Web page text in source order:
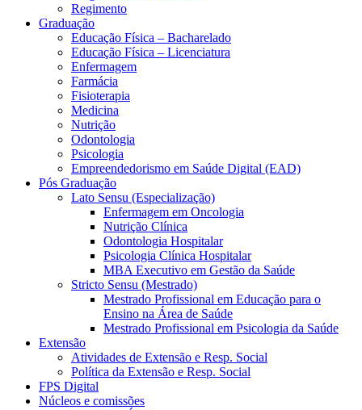
Regimento
Graduação
Educação Física – Bacharelado
Educação Física – Licenciatura
Enfermagem
Farmácia
Fisioterapia
Medicina
Nutrição
Odontologia
Psicologia
Empreendedorismo em Saúde Digital (EAD)
Pós Graduação
Lato Sensu (Especialização)
Enfermagem em Oncologia
Nutrição Clínica
Odontologia Hospitalar
Psicologia Clínica Hospitalar
MBA Executivo em Gestão da Saúde
Stricto Sensu (Mestrado)
Mestrado Profissional em Educação para o
Ensino na Área de Saúde
Mestrado Profissional em Psicologia da Saúde
Extensão
Atividades de Extensão e Resp. Social
Política da Extensão e Resp. Social
FPS Digital
Núcleos e comissões